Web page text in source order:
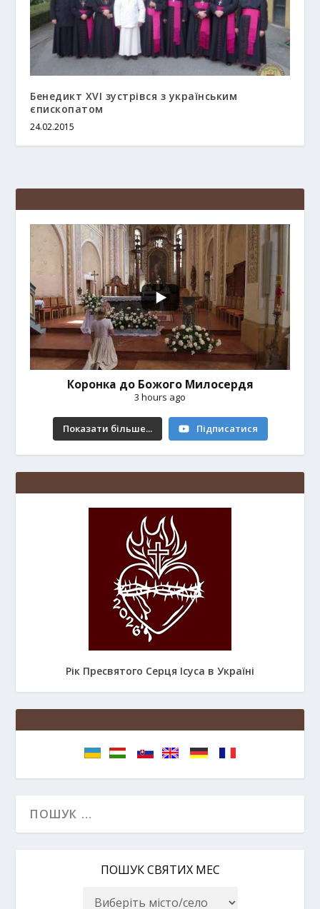
Бенедикт XVI зустрівся з українським
єпископатом
24.02.2015
Коронка до Божого Милосердя
3 hours ago
Показати більше... Підписатися
Рік Пресвятого Серця Ісуса в Україні
ПОШУК СВЯТИХ МЕС